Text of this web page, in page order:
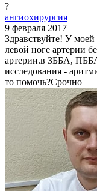
?
ангиохирургия
9 февраля 2017
Здравствуйте! У
левой ноге артерии
артерии.в ЗББА,
исследования -
то помочь?Срочно